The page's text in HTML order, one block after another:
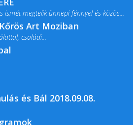
megtelik ünnepi fénnyel és közös...
Art Moziban
családi...
Községi Könyvtár és...
és Bál 2018.09.08.